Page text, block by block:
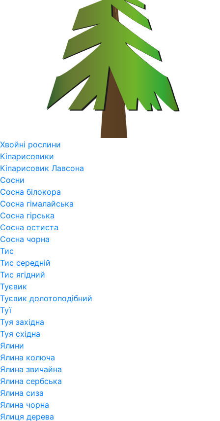
Хвойні рослини
Кіпарисовики
Кіпарисовик Лавсона
Сосни
Сосна білокора
Сосна гімалайська
Сосна гірська
Сосна остиста
Сосна чорна
Тис
Тис середній
Тис ягідний
Туєвик
Туєвик долотоподібний
Туї
Туя західна
Туя східна
Ялини
Ялина колюча
Ялина звичайна
Ялина сербська
Ялина сиза
Ялина чорна
Ялиця дерева